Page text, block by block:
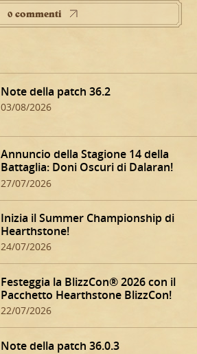
0 commenti
Note della patch 36.2
03/08/2026
Annuncio della Stagione 14 della
Battaglia: Doni Oscuri di Dalaran!
27/07/2026
Inizia il Summer Championship di
Hearthstone!
24/07/2026
Festeggia la BlizzCon® 2026 con il
Pacchetto Hearthstone BlizzCon!
22/07/2026
Note della patch 36.0.3